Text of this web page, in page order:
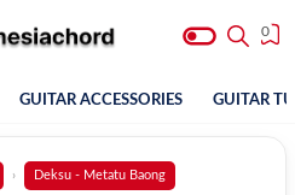
0
GUITAR ACCESSORIES GUITAR
Deksu - Metatu Baong